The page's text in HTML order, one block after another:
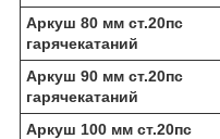
Аркуш 80 мм ст.20пс
гарячекатаний
Аркуш 90 мм ст.20пс
гарячекатаний
Аркуш 100 мм ст.20пс